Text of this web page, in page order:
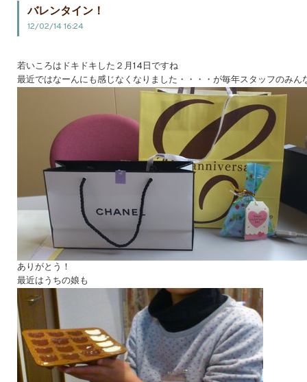
バレンタイン！
12/02/14 16:24
若いころはドキドキした２月14日ですね
最近ではなーんにも感じなくなりました・・・・が毎年スタッフのみん
ありがとう！
最近はうちの娘も